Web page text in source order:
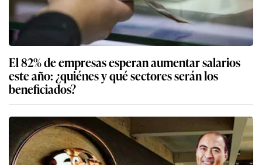
El 82% de empresas esperan aumentar salarios
este año: ¿quiénes y qué sectores serán los
beneficiados?